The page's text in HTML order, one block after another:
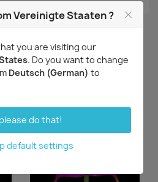
Artikel gekauft
...
Vereinigte Staaten ?
you are visiting our
. Do you want to change
Deutsch (German) to
do that!
default settings